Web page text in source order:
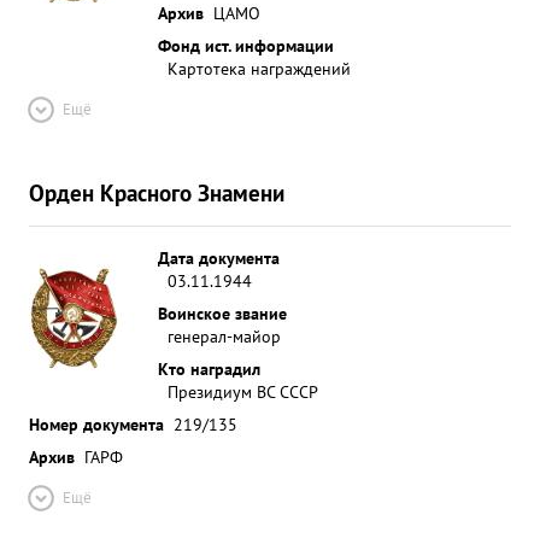
Архив ЦАМО
Фонд ист. информации
Картотека награждений
Ещё
Орден Красного Знамени
Дата документа
03.11.1944
Воинское звание
генерал-майор
Кто наградил
Президиум ВС СССР
Номер документа 219/135
Архив ГАРФ
Ещё